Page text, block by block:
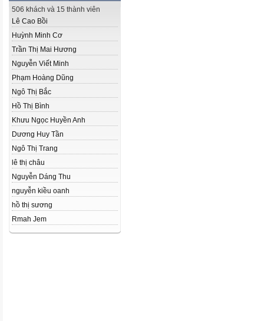
506 khách và 15 thành viên
Lê Cao Bồi
Huỳnh Minh Cơ
Trần Thị Mai Hương
Nguyễn Viết Minh
Phạm Hoàng Dũng
Ngô Thị Bắc
Hồ Thị Bình
Khưu Ngọc Huyền Anh
Dương Huy Tần
Ngô Thị Trang
lê thị châu
Nguyễn Dáng Thu
nguyễn kiều oanh
hồ thị sương
Rmah Jem